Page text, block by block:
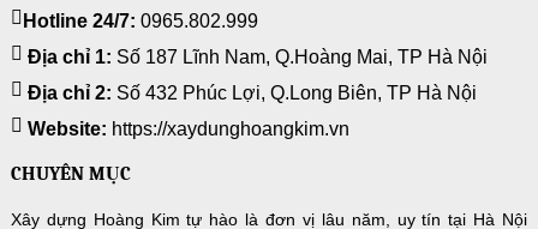
Hotline 24/7: 0965.802.999
Địa chỉ 1: Số 187 Lĩnh Nam, Q.Hoàng Mai, TP Hà Nội
Địa chỉ 2: Số 432 Phúc Lợi, Q.Long Biên, TP Hà Nội
Website: https://xaydunghoangkim.vn
CHUYÊN MỤC
Xây dựng Hoàng Kim tự hào là đơn vị lâu năm, uy tín tại Hà Nội